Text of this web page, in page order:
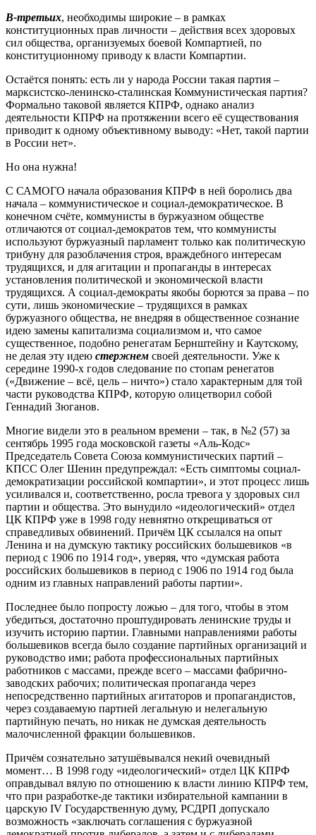
В-третьих, необходимы широкие – в рамках
конституционных прав личности – действия всех здоровых
сил общества, организуемых боевой Компартией, по
конституционному приводу к власти Компартии.
Остаётся понять: есть ли у народа России такая партия –
марксистско-ленинско-сталинская Коммунистическая партия?
Формально таковой является КПРФ, однако анализ
деятельности КПРФ на протяжении всего её существования
приводит к одному объективному выводу: «Нет, такой партии
в России нет».
Но она нужна!
С САМОГО начала образования КПРФ в ней боролись два
начала – коммунистическое и социал-демократическое. В
конечном счёте, коммунисты в буржуазном обществе
отличаются от социал-демократов тем, что коммунисты
используют буржуазный парламент только как политическую
трибуну для разоблачения строя, враждебного интересам
трудящихся, и для агитации и пропаганды в интересах
установления политической и экономической власти
трудящихся. А социал-демократы якобы борются за права – по
сути, лишь экономические – трудящихся в рамках
буржуазного общества, не внедряя в общественное сознание
идею замены капитализма социализмом и, что самое
существенное, подобно ренегатам Бернштейну и Каутскому,
не делая эту идею стержнем своей деятельности. Уже к
середине 1990-х годов следование по стопам ренегатов
(«Движение – всё, цель – ничто») стало характерным для той
части руководства КПРФ, которую олицетворил собой
Геннадий Зюганов.
Многие видели это в реальном времени – так, в №2 (57) за
сентябрь 1995 года московской газеты «Аль-Кодс»
Председатель Совета Союза коммунистических партий –
КПСС Олег Шенин предупреждал: «Есть симптомы социал-
демократизации российской компартии», и этот процесс лишь
усиливался и, соответственно, росла тревога у здоровых сил
партии и общества. Это вынудило «идеологический» отдел
ЦК КПРФ уже в 1998 году невнятно открещиваться от
справедливых обвинений. Причём ЦК ссылался на опыт
Ленина и на думскую тактику российских большевиков «в
период с 1906 по 1914 год», уверяя, что «думская работа
российских большевиков в период с 1906 по 1914 год была
одним из главных направлений работы партии».
Последнее было попросту ложью – для того, чтобы в этом
убедиться, достаточно проштудировать ленинские труды и
изучить историю партии. Главными направлениями работы
большевиков всегда было создание партийных организаций и
руководство ими; работа профессиональных партийных
работников с массами, прежде всего – массами фабрично-
заводских рабочих; политическая пропаганда через
непосредственно партийных агитаторов и пропагандистов,
через создаваемую партией легальную и нелегальную
партийную печать, но никак не думская деятельность
малочисленной фракции большевиков.
Причём сознательно затушёвывался некий очевидный
момент… В 1998 году «идеологический» отдел ЦК КПРФ
оправдывал вялую по отношению к власти линию КПРФ тем,
что при разработке-де тактики избирательной кампании в
царскую IV Государственную думу, РСДРП допускало
возможность «заключать соглашения с буржуазной